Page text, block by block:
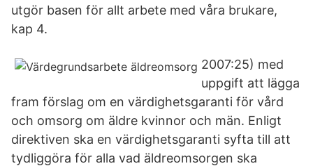
utgör basen för allt arbete med våra brukare,
kap 4.
2007:25) med
uppgift att lägga
fram förslag om en värdighetsgaranti för vård
och omsorg om äldre kvinnor och män. Enligt
direktiven ska en värdighetsgaranti syfta till att
tydliggöra för alla vad äldreomsorgen ska